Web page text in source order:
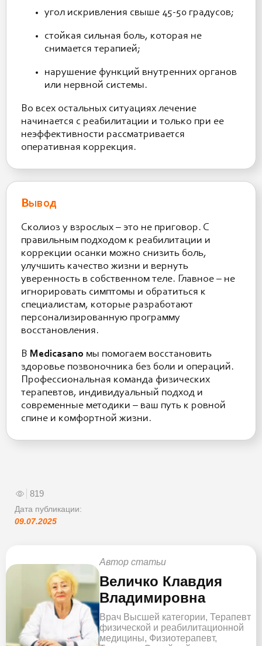
угол искривления свыше 45-50 градусов;
стойкая сильная боль, которая не
снимается терапией;
нарушение функций внутренних органов
или нервной системы.
Во всех остальных ситуациях лечение
начинается с реабилитации и только при ее
неэффективности рассматривается
оперативная коррекция.
Вывод
Сколиоз у взрослых – это не приговор. С
правильным подходом к реабилитации и
коррекции осанки можно снизить боль,
улучшить качество жизни и вернуть
уверенность в собственном теле. Главное – не
игнорировать симптомы и обратиться к
специалистам, которые разработают
персонализированную программу
восстановления.
В Medicasano мы помогаем восстановить
здоровье позвоночника без боли и операций.
Профессиональная команда физических
терапевтов, индивидуальный подход и
современные методики – ваш путь к ровной
спине и комфортной жизни.
819
Дата публикации:
09.07.2025
Автор статьи
Величко Клавдия
Владимировна
Врач Высшей категории, Терапевт
физической и реабилитационной
медицины, Физиотерапевт,